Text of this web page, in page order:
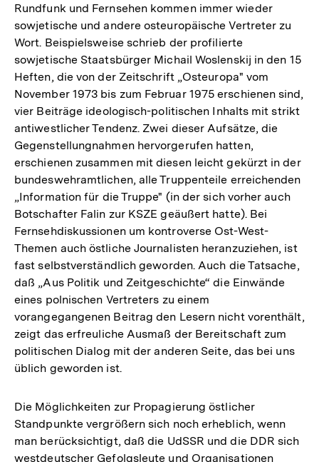
Rundfunk und Fernsehen kommen immer wieder
sowjetische und andere osteuropäische Vertreter zu
Wort. Beispielsweise schrieb der profilierte
sowjetische Staatsbürger Michail Woslenskij in den 15
Heften, die von der Zeitschrift „Osteuropa" vom
November 1973 bis zum Februar 1975 erschienen sind,
vier Beiträge ideologisch-politischen Inhalts mit strikt
antiwestlicher Tendenz. Zwei dieser Aufsätze, die
Gegenstellungnahmen hervorgerufen hatten,
erschienen zusammen mit diesen leicht gekürzt in der
bundeswehramtlichen, alle Truppenteile erreichenden
„Information für die Truppe" (in der sich vorher auch
Botschafter Falin zur KSZE geäußert hatte). Bei
Fernsehdiskussionen um kontroverse Ost-West-
Themen auch östliche Journalisten heranzuziehen, ist
fast selbstverständlich geworden. Auch die Tatsache,
daß „Aus Politik und Zeitgeschichte“ die Einwände
eines polnischen Vertreters zu einem
vorangegangenen Beitrag den Lesern nicht vorenthält,
zeigt das erfreuliche Ausmaß der Bereitschaft zum
politischen Dialog mit der anderen Seite, das bei uns
üblich geworden ist.
Die Möglichkeiten zur Propagierung östlicher
Standpunkte vergrößern sich noch erheblich, wenn
man berücksichtigt, daß die UdSSR und die DDR sich
westdeutscher Gefolgsleute und Organisationen
Zum